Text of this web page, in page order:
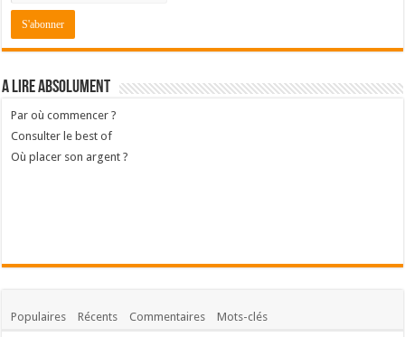
A lire absolument
Par où commencer ?
Consulter le best of
Où placer son argent ?
Populaires Récents Commentaires Mots-clés